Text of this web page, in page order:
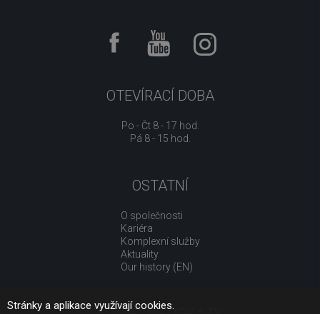
OTEVÍRACÍ DOBA
Po - Čt 8 - 17 hod.
Pá 8 - 15 hod.
OSTATNÍ
O společnosti
Kariéra
Komplexní služby
Aktuality
Our history (EN)
Stránky a aplikace využívají cookies.